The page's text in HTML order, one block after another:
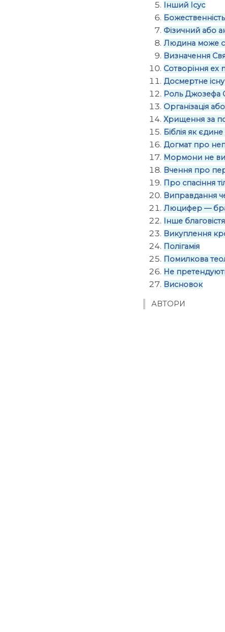
Інший Ісус
Фізичний або
Людина може
Визначення
Сотворіння ex
Досмертне
Роль Джозефа
Організація
Хрищення за
Біблія як
Догмат про
Мормони не
Вчення про
Про спасіння
Виправдання
Люцифер —
Інше благовістя
Викуплення
Полігамія
Помилкова
Не
Висновок
АВТОРИ